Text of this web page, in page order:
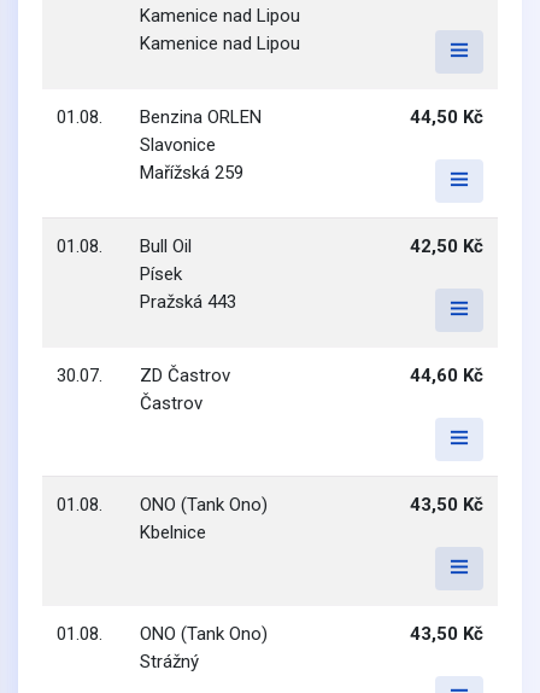
Kamenice nad Lipou
Kamenice nad Lipou
01.08.
Benzina ORLEN
Slavonice
Mařížská 259
44,50 Kč
01.08.
Bull Oil
Písek
Pražská 443
42,50 Kč
30.07.
ZD Častrov
Častrov
44,60 Kč
01.08.
ONO (Tank Ono)
Kbelnice
43,50 Kč
01.08.
ONO (Tank Ono)
Strážný
43,50 Kč